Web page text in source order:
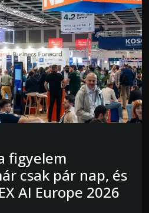
figyelem
csak pár nap, és
AI Europe 2026